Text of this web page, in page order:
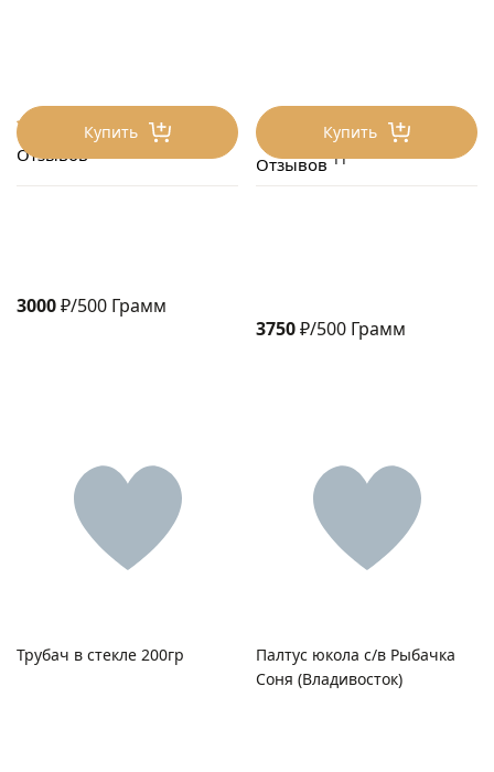
Купить
3000₽/500 Грамм
Отзывов
Купить
3750₽/500 Грамм
Отзывов11
Трубач в стекле 200гр
Палтус юкола с/в Рыбачка
Соня (Владивосток)